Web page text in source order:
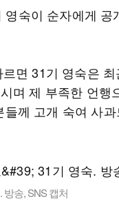
영숙이 순자에게 공
면 31기 영숙은
며 제 부족한 언행
께 고개 숙여 사
방송, SNS 캡처